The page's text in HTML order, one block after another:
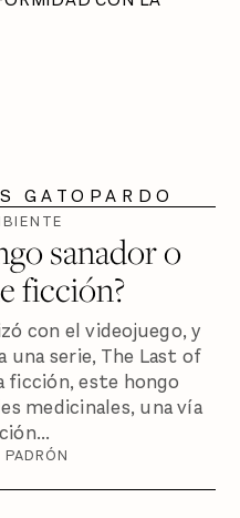
GATOPARDO
sanador o
ficción?
con el videojuego, y
una serie, The Last of
ficción, este hongo
medicinales, una vía